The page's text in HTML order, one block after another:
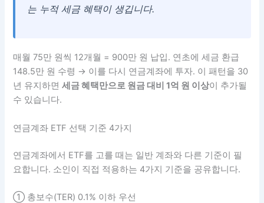
는 누적 세금 혜택이 생깁니다.
매월 75만 원씩 12개월 = 900만 원 납입. 연초에 세금 환급
148.5만 원 수령 → 이를 다시 연금계좌에 투자. 이 패턴을 30
년 유지하면세금 혜택만으로 원금 대비 1억 원 이상이 추가될
수 있습니다.
연금계좌 ETF 선택 기준 4가지
연금계좌에서 ETF를 고를 때는 일반 계좌와 다른 기준이 필
요합니다. 소인이 직접 적용하는 4가지 기준을 공유합니다.
① 총보수(TER) 0.1% 이하 우선